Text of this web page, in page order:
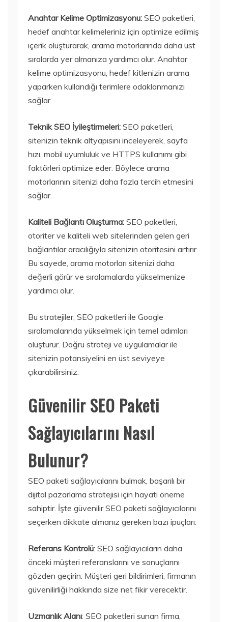
Anahtar Kelime Optimizasyonu: SEO paketleri,
hedef anahtar kelimeleriniz için optimize edilmiş
içerik oluşturarak, arama motorlarında daha üst
sıralarda yer almanıza yardımcı olur. Anahtar
kelime optimizasyonu, hedef kitlenizin arama
yaparken kullandığı terimlere odaklanmanızı
sağlar.
Teknik SEO İyileştirmeleri: SEO paketleri,
sitenizin teknik altyapısını inceleyerek, sayfa
hızı, mobil uyumluluk ve HTTPS kullanımı gibi
faktörleri optimize eder. Böylece arama
motorlarının sitenizi daha fazla tercih etmesini
sağlar.
Kaliteli Bağlantı Oluşturma: SEO paketleri,
otoriter ve kaliteli web sitelerinden gelen geri
bağlantılar aracılığıyla sitenizin otoritesini artırır.
Bu sayede, arama motorları sitenizi daha
değerli görür ve sıralamalarda yükselmenize
yardımcı olur.
Bu stratejiler, SEO paketleri ile Google
sıralamalarında yükselmek için temel adımları
oluşturur. Doğru strateji ve uygulamalar ile
sitenizin potansiyelini en üst seviyeye
çıkarabilirsiniz.
Güvenilir SEO Paketi
Sağlayıcılarını Nasıl
Bulunur?
SEO paketi sağlayıcılarını bulmak, başarılı bir
dijital pazarlama stratejisi için hayati öneme
sahiptir. İşte güvenilir SEO paketi sağlayıcılarını
seçerken dikkate almanız gereken bazı ipuçları:
Referans Kontrolü: SEO sağlayıcıların daha
önceki müşteri referanslarını ve sonuçlarını
gözden geçirin. Müşteri geri bildirimleri, firmanın
güvenilirliği hakkında size net fikir verecektir.
Uzmanlık Alanı: SEO paketleri sunan firma,